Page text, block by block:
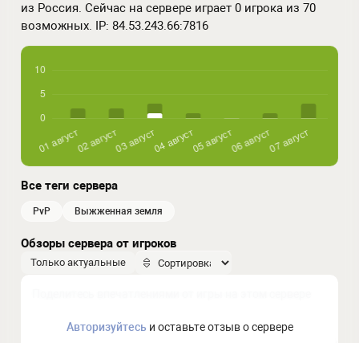
из Россия. Сейчас на сервере играет 0 игрока из 70
возможных. IP: 84.53.243.66:7816
Все теги сервера
PvP выжженная земля
Обзоры сервера от игроков
Только актуальные
Авторизуйтесьи оставьте отзыв о сервере